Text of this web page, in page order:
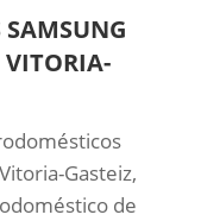
SAMSUNG
VITORIA-
Gasteiz,
de